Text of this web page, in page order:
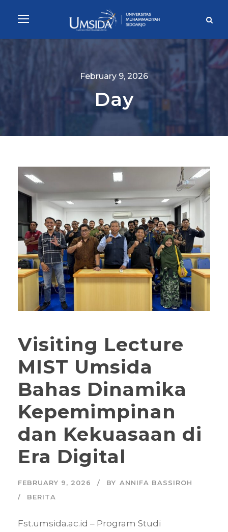
February 9, 2026
Day
Visiting Lecture
MIST Umsida
Bahas Dinamika
Kepemimpinan
dan Kekuasaan di
Era Digital
FEBRUARY 9, 2026 BY ANNIFA BASSIROH
BERITA
Fst.umsida.ac.id – Program Studi